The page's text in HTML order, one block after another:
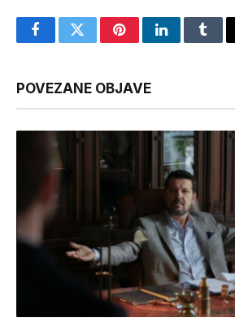
FacebookTwitterPinterestLinkedIn
POVEZANE OBJAVE